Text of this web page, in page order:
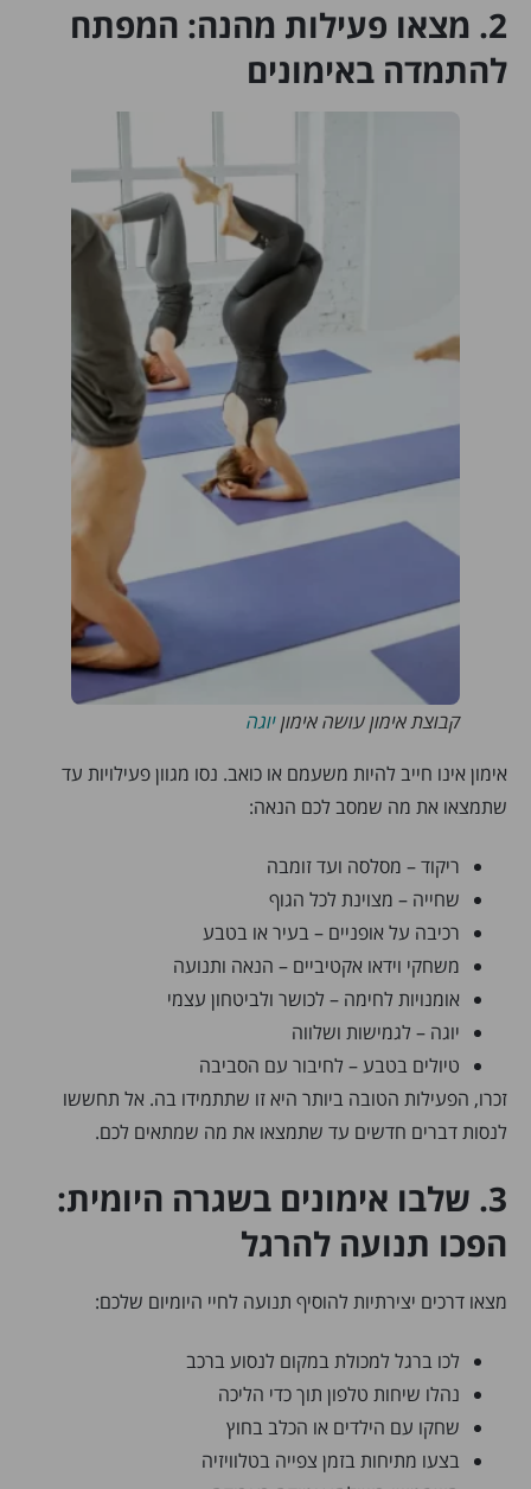
2. מצאו פעילות מהנה: המפתח
להתמדה באימונים
קבוצת אימון עושה אימוןיוגה
אימון אינו חייב להיות משעמם או כואב. נסו מגוון פעילויות עד
שתמצאו את מה שמסב לכם הנאה:
ריקוד – מסלסה ועד זומבה
שחייה – מצוינת לכל הגוף
רכיבה על אופניים – בעיר או בטבע
משחקי וידאו אקטיביים – הנאה ותנועה
אומנויות לחימה – לכושר ולביטחון עצמי
יוגה – לגמישות ושלווה
טיולים בטבע – לחיבור עם הסביבה
זכרו, הפעילות הטובה ביותר היא זו שתתמידו בה. אל תחששו
לנסות דברים חדשים עד שתמצאו את מה שמתאים לכם.
3. שלבו אימונים בשגרה היומית:
הפכו תנועה להרגל
מצאו דרכים יצירתיות להוסיף תנועה לחיי היומיום שלכם:
לכו ברגל למכולת במקום לנסוע ברכב
נהלו שיחות טלפון תוך כדי הליכה
שחקו עם הילדים או הכלב בחוץ
בצעו מתיחות בזמן צפייה בטלוויזיה